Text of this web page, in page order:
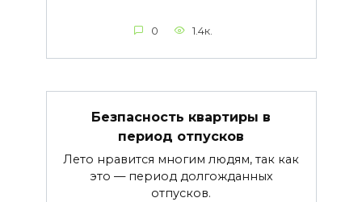
0 1.4к.
Безпасность квартиры в
период отпусков
Лето нравится многим людям, так как
это — период долгожданных
отпусков.